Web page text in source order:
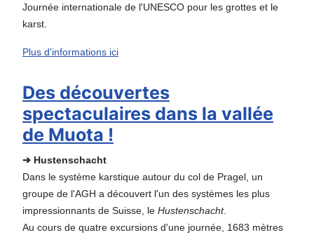
Journée internationale de l'UNESCO pour les grottes et le
karst.
Plus d'informations ici
Des découvertes
spectaculaires dans la vallée
de Muota !
➔ Hustenschacht
Dans le système karstique autour du col de Pragel, un
groupe de l'AGH a découvert l'un des systèmes les plus
impressionnants de Suisse, le Hustenschacht.
Au cours de quatre excursions d'une journée, 1683 mètres